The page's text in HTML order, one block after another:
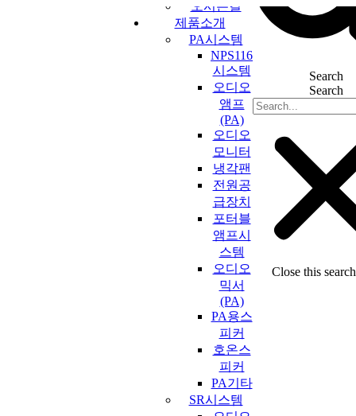
오시는길
제품소개
PA시스템
NPS116
시스템
오디오
앰프
(PA)
오디오
모니터
냉각팬
전원공
급장치
포터블
앰프시
스템
오디오
믹서
(PA)
PA용스
피커
호온스
피커
PA기타
SR시스템
Search
Search
Close this